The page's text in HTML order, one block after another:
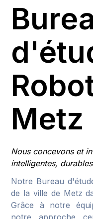
Metz
Nous concevons et
intelligentes,
Notre Bureau
de la ville de Metz
Grâce à notre
notre approche